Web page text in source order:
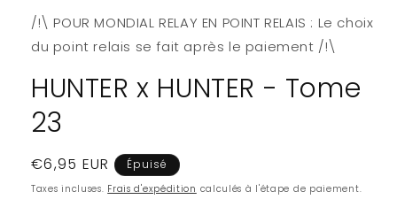
dans
fenêtre
/!\ POUR MONDIAL RELAY EN POINT RELAIS : Le choix
du point relais se fait après le paiement /!\
HUNTER x HUNTER - Tome
23
Prix
habituel
€6,95 EUR Épuisé
Taxes incluses. Frais d'expédition calculés à l'étape de paiement.